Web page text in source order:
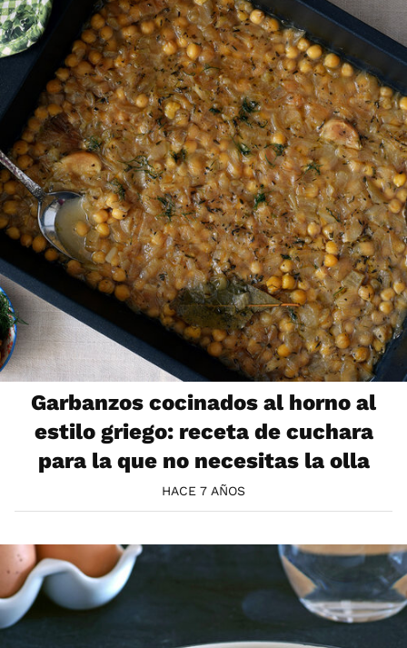
Garbanzos cocinados al horno al
estilo griego: receta de cuchara
para la que no necesitas la olla
HACE 7 AÑOS